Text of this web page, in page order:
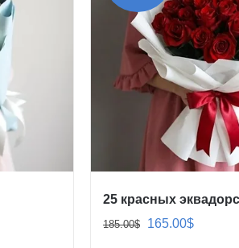
25 красных
185.00$ 165.00$Текущая